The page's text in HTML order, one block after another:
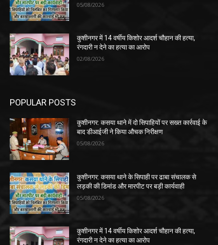
05/08/2026
कुशीनगर में 14 वर्षीय किशोर आदर्श चौहान की हत्या,
रंगदारी न देने का हत्या का आरोप
02/08/2026
POPULAR POSTS
कुशीनगर: कसया थाने में दो सिपाहियों पर सख्त कार्रवाई के
बाद डीआईजी ने किया औचक निरीक्षण
05/08/2026
कुशीनगर: कसया थाने के सिपाही पर ढाबा संचालक से
लड़की की डिमांड और मारपीट पर बड़ी कार्यवाही
05/08/2026
कुशीनगर में 14 वर्षीय किशोर आदर्श चौहान की हत्या,
रंगदारी न देने का हत्या का आरोप